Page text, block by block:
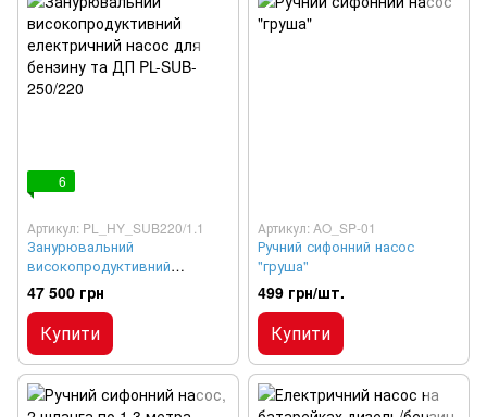
6
Артикул: PL_HY_SUB220/1.1
Занурювальний
високопродуктивний
електричний насос для
бензину та ДП PL-SUB-
250/220
47 500 грн
Купити
Артикул: AO_SP-01
Ручний сифонний насос
"груша"
499 грн/шт.
Купити